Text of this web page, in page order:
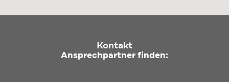
Kontakt
Ansprechpartner finden: